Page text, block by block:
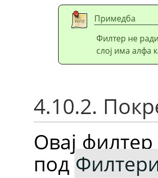
Примедба
Филтер не
слој има алфа
4.10.2.
Овај
под